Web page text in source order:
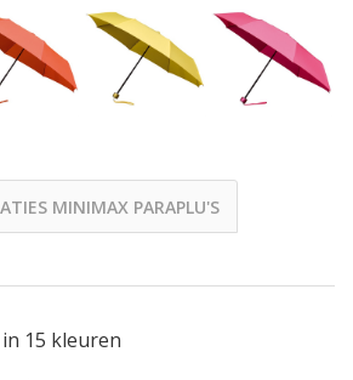
MINIMAX PARAPLU'S
15 kleuren